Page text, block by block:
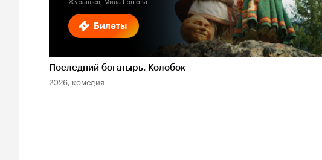
Билеты
Последний богатырь. Колобок
2026, комедия